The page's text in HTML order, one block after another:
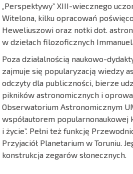
„Perspektywy” XIII-wiecznego
Witelona, kilku opracowań
Heweliuszowi oraz notki dot.
w dziełach filozoficznych
Poza działalnością naukowo-
zajmuje się popularyzacją wiedzy
odczyty dla publiczności, bierze
pikników astronomicznych i
Obserwatorium Astronomicznym
współautorem popularnonaukowej
i życie”. Pełni też funkcję
Przyjaciół Planetarium w Toruniu.
konstrukcja zegarów słonecznych.